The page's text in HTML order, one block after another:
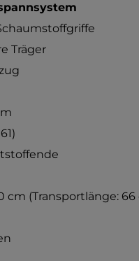
Träger
cm (Transportlänge: 66